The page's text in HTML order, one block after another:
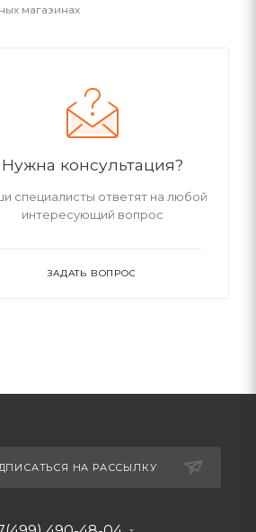
магазинах
Нужна консультация?
специалисты ответят на любой
интересующий вопрос
ЗАДАТЬ ВОПРОС
НА РАССЫЛКУ